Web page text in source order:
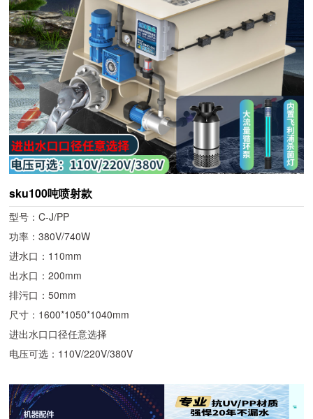
sku100吨喷射款
型号：C-J/PP
功率：380V/740W
进水口：110mm
出水口：200mm
排污口：50mm
尺寸：1600*1050*1040mm
进出水口口径任意选择
电压可选：110V/220V/380V